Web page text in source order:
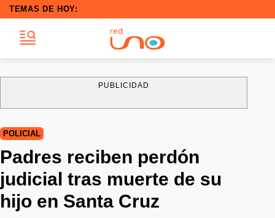
TEMAS DE HOY:
PUBLICIDAD
POLICIAL
Padres reciben perdón
judicial tras muerte de su
hijo en Santa Cruz